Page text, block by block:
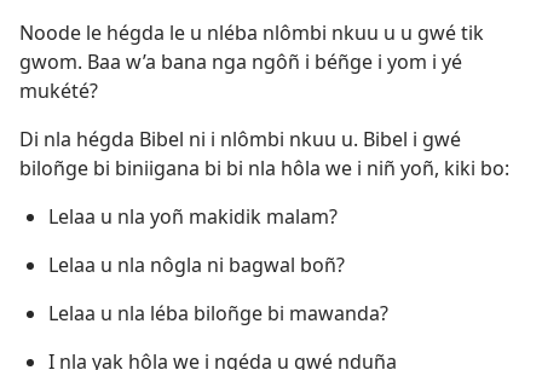
Noode le hégda le u nléba nlômbi nkuu u u gwé tik
gwom. Baa w’a bana nga ngôñ i béñge i yom i yé
mukété?
Di nla hégda Bibel ni i nlômbi nkuu u. Bibel i gwé
biloñge bi biniigana bi bi nla hôla we i niñ yoñ, kiki bo:
Lelaa u nla yoñ makidik malam?
Lelaa u nla nôgla ni bagwal boñ?
Lelaa u nla léba biloñge bi mawanda?
I nla yak hôla we i ngéda u gwé nduña